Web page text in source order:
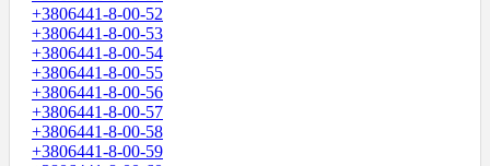
+3806441-8-00-52
+3806441-8-00-53
+3806441-8-00-54
+3806441-8-00-55
+3806441-8-00-56
+3806441-8-00-57
+3806441-8-00-58
+3806441-8-00-59